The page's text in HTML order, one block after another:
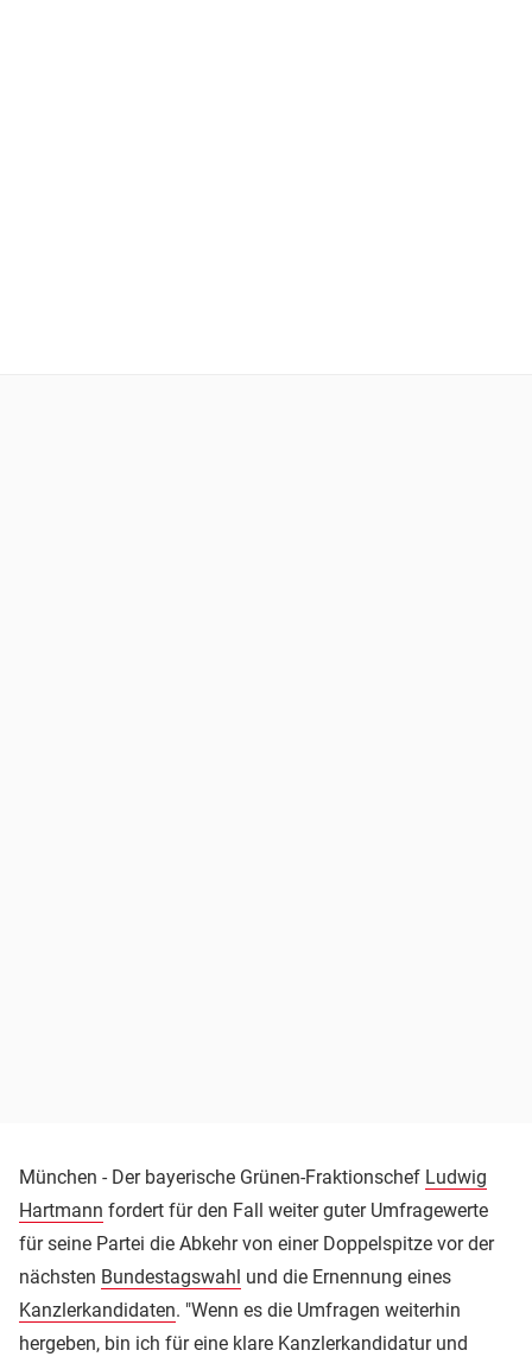
München - Der bayerische Grünen-Fraktionschef Ludwig
Hartmann fordert für den Fall weiter guter Umfragewerte
für seine Partei die Abkehr von einer Doppelspitze vor der
nächsten Bundestagswahl und die Ernennung eines
Kanzlerkandidaten. "Wenn es die Umfragen weiterhin
hergeben, bin ich für eine klare Kanzlerkandidatur und